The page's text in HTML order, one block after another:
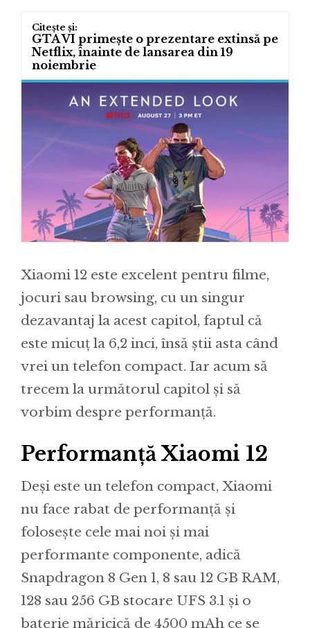
GTA VI primește o prezentare extinsă pe
Netflix, înainte de lansarea din 19
noiembrie
Xiaomi 12 este excelent pentru filme,
jocuri sau browsing, cu un singur
dezavantaj la acest capitol, faptul că
este micuț la 6,2 inci, însă știi asta când
vrei un telefon compact. Iar acum să
trecem la următorul capitol și să
vorbim despre performanță.
Performanță Xiaomi 12
Deși este un telefon compact, Xiaomi
nu face rabat de performanță și
folosește cele mai noi și mai
performante componente, adică
Snapdragon 8 Gen 1, 8 sau 12 GB RAM,
128 sau 256 GB stocare UFS 3.1 și o
baterie măricică de 4500 mAh ce se